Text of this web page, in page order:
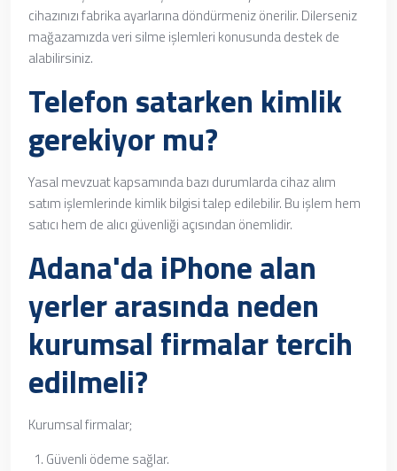
cihazınızı fabrika ayarlarına döndürmeniz önerilir. Dilerseniz
mağazamızda veri silme işlemleri konusunda destek de
alabilirsiniz.
Telefon satarken kimlik
gerekiyor mu?
Yasal mevzuat kapsamında bazı durumlarda cihaz alım
satım işlemlerinde kimlik bilgisi talep edilebilir. Bu işlem hem
satıcı hem de alıcı güvenliği açısından önemlidir.
Adana'da iPhone alan
yerler arasında neden
kurumsal firmalar tercih
edilmeli?
Kurumsal firmalar;
Güvenli ödeme sağlar.